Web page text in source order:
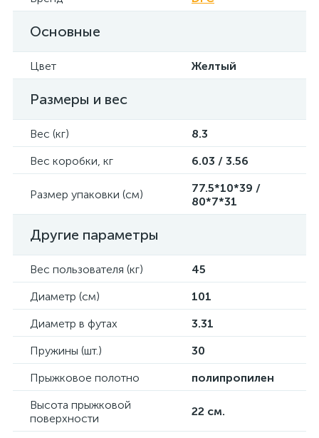
Основные
Цвет Желтый
Размеры и вес
Вес (кг)
8.3
Вес коробки, кг
6.03 / 3.56
Размер упаковки (см)
77.5*10*39 /
80*7*31
Другие параметры
Вес пользователя (кг)
45
Диаметр (см)
101
Диаметр в футах
3.31
Пружины (шт.)
30
Прыжковое полотно
полипропилен
Высота прыжковой
поверхности
22 см.